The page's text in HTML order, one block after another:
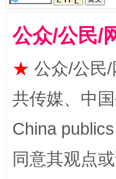
扯下公款旅游
公众/公民/
★ 公众/公民
共传媒、中
China
同意其观点